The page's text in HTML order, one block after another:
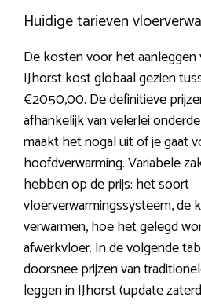
Huidige tarieven
De kosten voor het aanleggen
IJhorst kost globaal gezien
€2050,00. De definitieve
afhankelijk van velerlei
maakt het nogal uit of je gaat
hoofdverwarming. Variabele
hebben op de prijs: het soort
vloerverwarmingssysteem, de
verwarmen, hoe het gelegd
afwerkvloer. In de volgende
doorsnee prijzen van
leggen in IJhorst (update